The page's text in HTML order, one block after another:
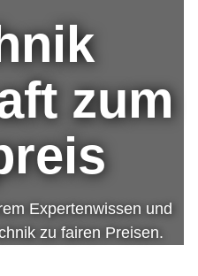
zum
Expertenwissen und
zu fairen Preisen.